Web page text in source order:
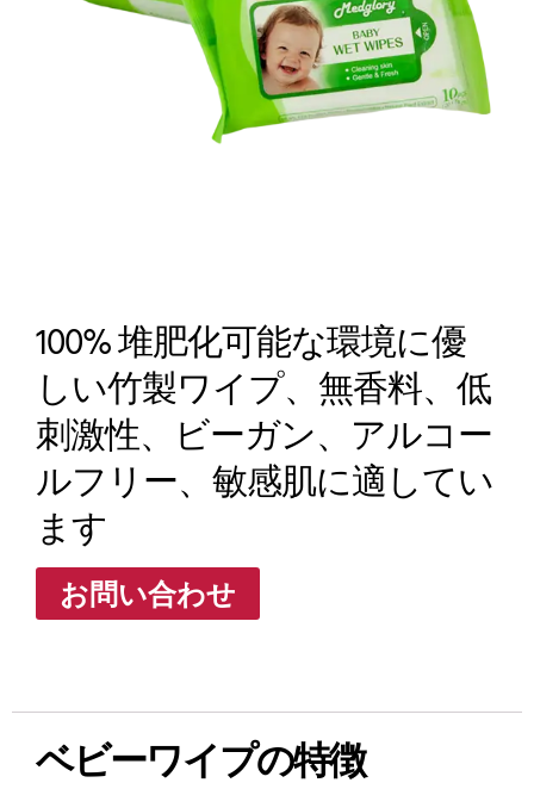
100% 堆肥化可能な環境に優
しい竹製ワイプ、無香料、低
刺激性、ビーガン、アルコー
ルフリー、敏感肌に適してい
ます
お問い合わせ
ベビーワイプの特徴